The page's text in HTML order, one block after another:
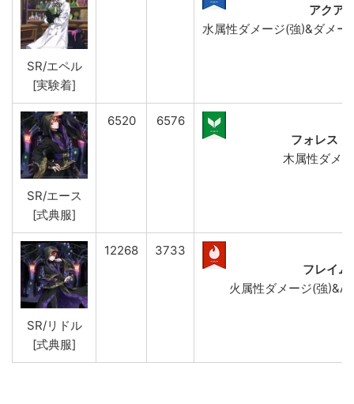
SR/エペル
[実験着]
アクア
水属性ダメージ(強)&ダメー
SR/エース
[式典服]
6520
6576
フォレス
木属性ダメ
SR/リドル
[式典服]
12268
3733
フレイム
火属性ダメージ(強